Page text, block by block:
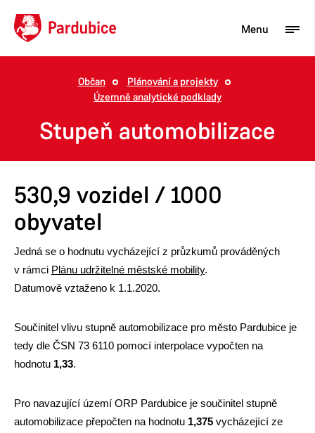
Turista
Aktuality
Občan
Podnikatel
Občan
Plánování a projekty
Územně analytické podklady
Stupeň automobilizace
530,9 vozidel / 1000
obyvatel
Jedná se o hodnutu vycházející z průzkumů prováděných
v rámci Plánu udržitelné městské mobility.
Datumově vztaženo k 1.1.2020.
Součinitel vlivu stupně automobilizace pro město Pardubice je
tedy dle ČSN 73 6110 pomocí interpolace vypočten na
hodnotu 1,33.
Pro navazující území ORP Pardubice je součinitel stupně
automobilizace přepočten na hodnotu 1,375 vycházející ze
Menu